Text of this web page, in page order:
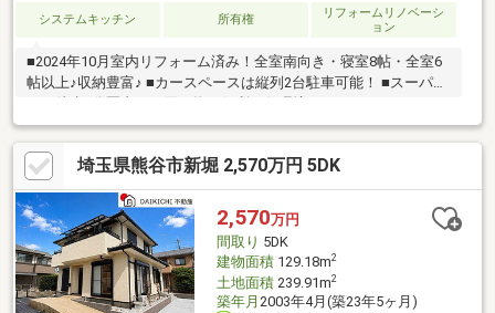
システムキッチン 所有権
リフォームリノベーシ
ョン
■2024年10月室内リフォーム済み！全室南向き・寝室8帖・全室6
帖以上♪収納豊富♪ ■カースペースは縦列2台駐車可能！ ■スーパー
まで徒歩5分圏内！お買い物に便利な住環境♪
埼玉県熊谷市新堀 2,570万円 5DK
2,570万円
間取り 5DK
建物面積129.18m2
土地面積239.91m2
築年月 2003年4月(築23年5ヶ月)